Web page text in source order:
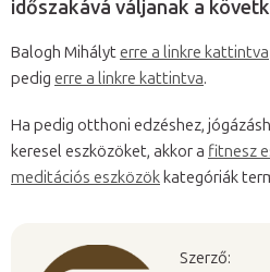
időszakává váljanak a
Balogh Mihályterre a linkre kattintva
pedig erre a linkre kattintva.
Ha pedig otthoni edzéshez,
keresel eszközöket, akkor a fitnesz
meditációs eszközök kategóriák
Szerző: